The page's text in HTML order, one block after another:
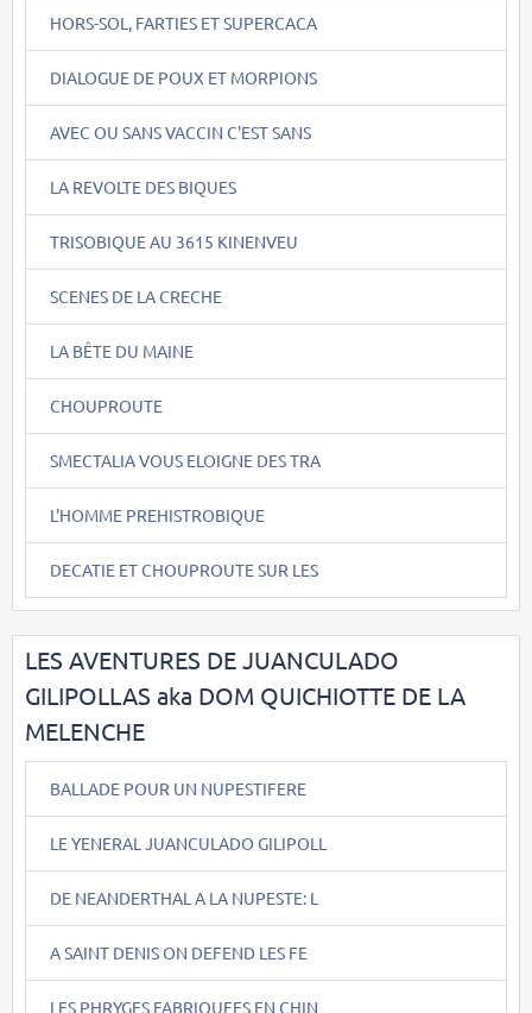
HORS-SOL, FARTIES ET SUPERCACA
DIALOGUE DE POUX ET MORPIONS
AVEC OU SANS VACCIN C'EST SANS
LA REVOLTE DES BIQUES
TRISOBIQUE AU 3615 KINENVEU
SCENES DE LA CRECHE
LA BÊTE DU MAINE
CHOUPROUTE
SMECTALIA VOUS ELOIGNE DES TRA
L'HOMME PREHISTROBIQUE
DECATIE ET CHOUPROUTE SUR LES
LES AVENTURES DE JUANCULADO
GILIPOLLAS aka DOM QUICHIOTTE DE LA
MELENCHE
BALLADE POUR UN NUPESTIFERE
LE YENERAL JUANCULADO GILIPOLL
DE NEANDERTHAL A LA NUPESTE: L
A SAINT DENIS ON DEFEND LES FE
LES PHRYGES FABRIQUEES EN CHIN